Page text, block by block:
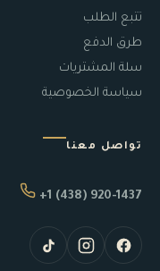
تتبع الطلب
طرق الدفع
سلة المشتريات
سياسة الخصوصية
تواصل معنا
+1 (438) 920-1437